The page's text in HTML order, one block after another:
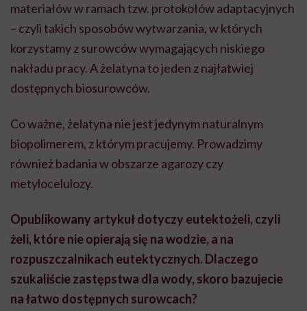
materiałów w ramach tzw. protokołów adaptacyjnych
– czyli takich sposobów wytwarzania, w których
korzystamy z surowców wymagających niskiego
nakładu pracy. A żelatyna to jeden z najłatwiej
dostępnych biosurowców.
Co ważne, żelatyna nie jest jedynym naturalnym
biopolimerem, z którym pracujemy. Prowadzimy
również badania w obszarze agarozy czy
metylocelulozy.
Opublikowany artykuł dotyczy eutektożeli, czyli
żeli, które nie opierają się na wodzie, a na
rozpuszczalnikach eutektycznych. Dlaczego
szukaliście zastępstwa dla wody, skoro bazujecie
na łatwo dostępnych surowcach?